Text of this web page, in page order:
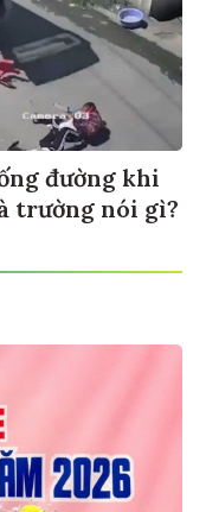
đường khi
trường nói gì?